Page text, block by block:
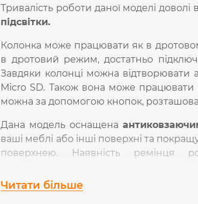
Тривалість роботи даної моделі доволі
підсвітки.
Колонка може працювати як в
в дротовий режим, достатньо
Завдяки колонці можна відтворювати
Micro SD. Також вона може працювати
можна за допомогою кнопок,
Дана модель оснащена
ваші меблі або інші поверхні та
поверхнею. Наявність ремінця
Заряджається доволі швидко –
Читати більше